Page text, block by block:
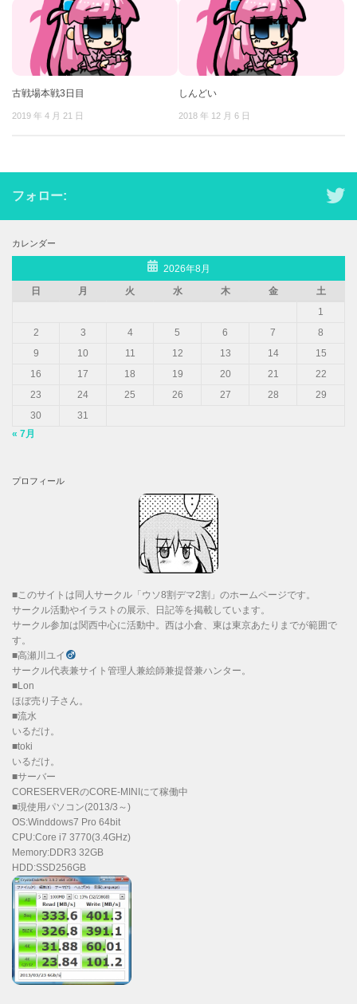
古戦場本戦3日目
2019 年 4 月 21 日
しんどい
2018 年 12 月 6 日
フォロー:
カレンダー
2026年8月
日
月 火 水 木 金
土
1
2
3 4 5 6 7
8
9
10 11 12 13 14
15
16
17 18 19 20 21
22
23
24 25 26 27 28
29
30
31
« 7月
プロフィール
■このサイトは同人サークル「ウソ8割デマ2割」のホームページです。
サークル活動やイラストの展示、日記等を掲載しています。
サークル参加は関西中心に活動中。西は小倉、東は東京あたりまでが範囲で
す。
■高瀬川ユイ
サークル代表兼サイト管理人兼絵師兼提督兼ハンター。
■Lon
ほぼ売り子さん。
■流水
いるだけ。
■toki
いるだけ。
■サーバー
CORESERVERのCORE-MINIにて稼働中
■現使用パソコン(2013/3～)
OS:Winddows7 Pro 64bit
CPU:Core i7 3770(3.4GHz)
Memory:DDR3 32GB
HDD:SSD256GB